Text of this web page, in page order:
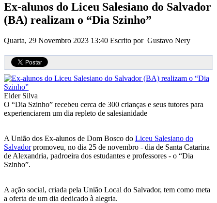
Ex-alunos do Liceu Salesiano do Salvador
(BA) realizam o “Dia Szinho”
Quarta, 29 Novembro 2023 13:40 Escrito por Gustavo Nery
Elder Silva
O “Dia Szinho” recebeu cerca de 300 crianças e seus tutores para
experienciarem um dia repleto de salesianidade
A União dos Ex-alunos de Dom Bosco do Liceu Salesiano do
Salvadorpromoveu, no dia 25 de novembro - dia de Santa Catarina
de Alexandria, padroeira dos estudantes e professores - o “Dia
Szinho”.
A ação social, criada pela União Local do Salvador, tem como meta
a oferta de um dia dedicado à alegria.